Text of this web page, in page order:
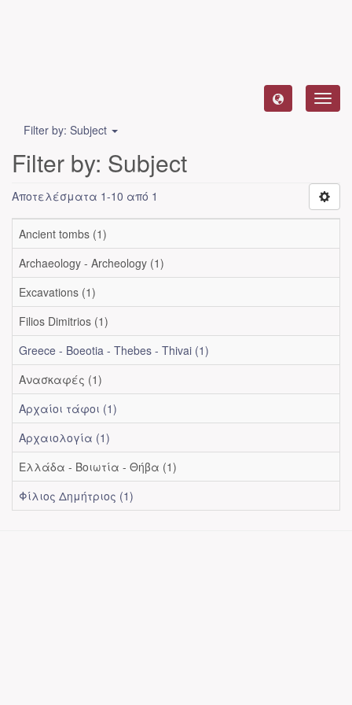
Filter by: Subject
Filter by: Subject
Αποτελέσματα 1-10 από 1
Ancient tombs (1)
Archaeology - Archeology (1)
Excavations (1)
Filios Dimitrios (1)
Greece - Boeotia - Thebes - Thivai (1)
Ανασκαφές (1)
Αρχαίοι τάφοι (1)
Αρχαιολογία (1)
Ελλάδα - Βοιωτία - Θήβα (1)
Φίλιος Δημήτριος (1)